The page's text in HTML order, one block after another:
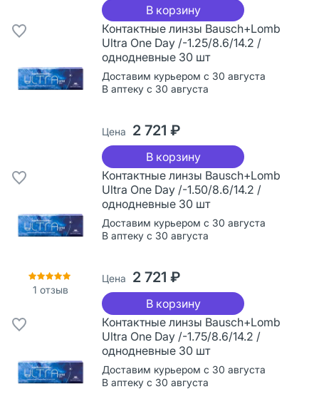
В корзину
Контактные линзы Bausch+Lomb
Ultra One Day /-1.25/8.6/14.2 /
однодневные 30 шт
Доставим курьером с 30 августа
В аптеку с 30 августа
Цена 2 721 ₽
В корзину
1 отзыв
Контактные линзы Bausch+Lomb
Ultra One Day /-1.50/8.6/14.2 /
однодневные 30 шт
Доставим курьером с 30 августа
В аптеку с 30 августа
Цена 2 721 ₽
В корзину
Контактные линзы Bausch+Lomb
Ultra One Day /-1.75/8.6/14.2 /
однодневные 30 шт
Доставим курьером с 30 августа
В аптеку с 30 августа